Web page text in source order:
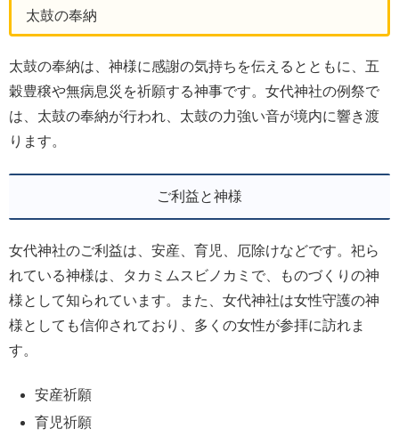
太鼓の奉納
太鼓の奉納は、神様に感謝の気持ちを伝えるとともに、五
穀豊穣や無病息災を祈願する神事です。女代神社の例祭で
は、太鼓の奉納が行われ、太鼓の力強い音が境内に響き渡
ります。
ご利益と神様
女代神社のご利益は、安産、育児、厄除けなどです。祀ら
れている神様は、タカミムスビノカミで、ものづくりの神
様として知られています。また、女代神社は女性守護の神
様としても信仰されており、多くの女性が参拝に訪れま
す。
安産祈願
育児祈願